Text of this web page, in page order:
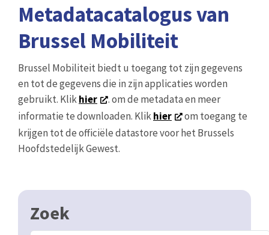
Metadatacatalogus van
Brussel Mobiliteit
Brussel Mobiliteit biedt u toegang tot zijn gegevens
en tot de gegevens die in zijn applicaties worden
gebruikt. Klikhier
. om de metadata en meer
informatie te downloaden. Klikhier
om toegang te
krijgen tot de officiële datastore voor het Brussels
Hoofdstedelijk Gewest.
Zoek